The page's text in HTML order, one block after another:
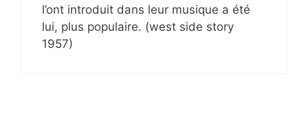
l’ont introduit dans leur musique a été
lui, plus populaire. (west side story
1957)